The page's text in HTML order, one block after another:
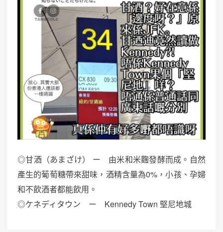
d
o
◎甘酒（あまざけ） ー 由米和米麴發酵而成。自然
產生的葡萄糖帶來甜味，酒精含量為0%，小孩、孕婦
和不飲酒者都能飲用。
◎ケネディタウン ー Kennedy Town 堅尼地城